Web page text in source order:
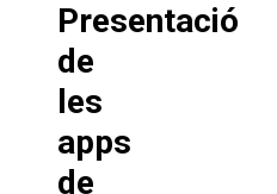
Presentació
de
les
apps
de